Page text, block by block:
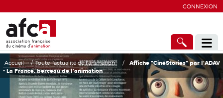
CONNEXION
Accueil / Toute l'actualité de l'animation /
Affiche "CinéStories" par l'ADAV
- La France, berceau de l'animation